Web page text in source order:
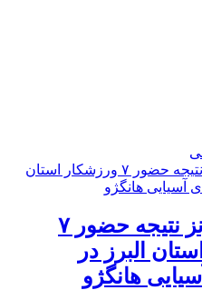
۲ مدال برنز نتیجه حضور ۷
البرز در
هانگژو